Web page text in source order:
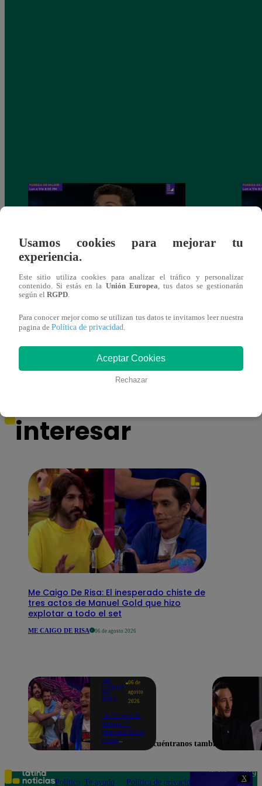
X
El valor de la verdad de Nicola Porcella –
completo
También te puede
interesar
Me Caigo De Risa: El inesperado chiste de
tres actos de Manuel Gold que hizo
explotar a todo el set
ME CAIGO DE RISA 06 de agosto 2026
ME
CAIGO
DE
RISA
06 de
agosto
2026
"A Peláez le
dicen...":
Manuel Gold
hace
de contar el
chiste
Usamos cookies para mejorar tu
experiencia.
Este sitio utiliza cookies para analizar el tráfico y personalizar
contenido. Si estás en la Unión Europea , tus datos se gestionarán
según el RGPD
Para conocer mejor como se utilizan tus datos te invitamos leer nuestra
pagina de Política de privacidad
Aceptar Cookies
Rechazar
Encuéntranos también en
Política Te ayudo Política de privacidad
Teléfono: 219